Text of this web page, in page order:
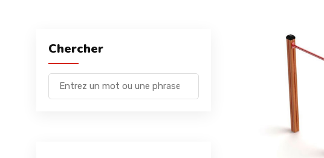
Chercher